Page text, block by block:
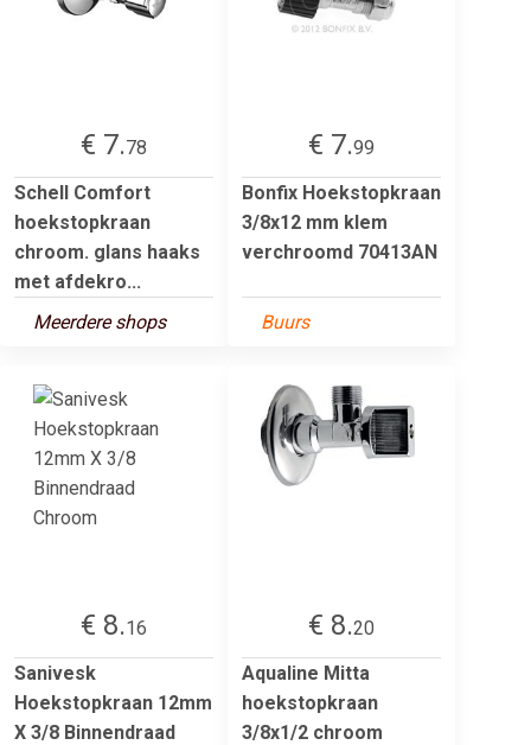
€ 7.78
Schell Comfort
hoekstopkraan
chroom. glans haaks
met afdekro...
Meerdere shops
€ 7.99
Bonfix Hoekstopkraan
3/8x12 mm klem
verchroomd 70413AN
Buurs
€ 8.16
Sanivesk
Hoekstopkraan 12mm
X 3/8 Binnendraad
€ 8.20
Aqualine Mitta
hoekstopkraan
3/8x1/2 chroom